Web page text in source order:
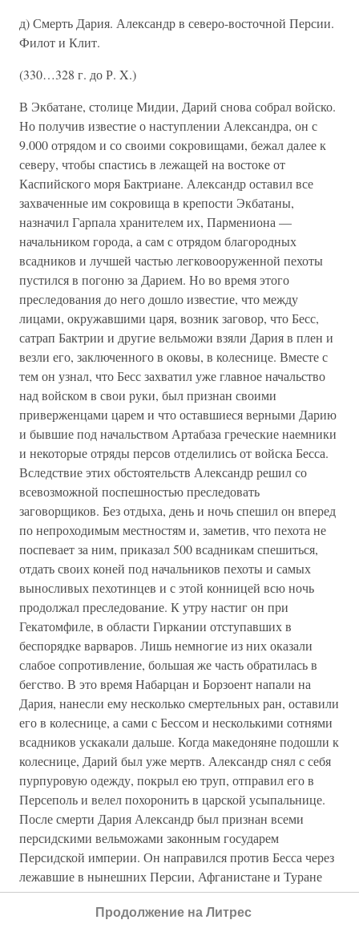
д) Смерть Дария. Александр в северо-восточной Персии.
Филот и Клит.
(330…328 г. до Р. X.)
В Экбатане, столице Мидии, Дарий снова собрал войско.
Но получив известие о наступлении Александра, он с
9.000 отрядом и со своими сокровищами, бежал далее к
северу, чтобы спастись в лежащей на востоке от
Каспийского моря Бактриане. Александр оставил все
захваченные им сокровища в крепости Экбатаны,
назначил Гарпала хранителем их, Пармениона —
начальником города, а сам с отрядом благородных
всадников и лучшей частью легковооруженной пехоты
пустился в погоню за Дарием. Но во время этого
преследования до него дошло известие, что между
лицами, окружавшими царя, возник заговор, что Бесс,
сатрап Бактрии и другие вельможи взяли Дария в плен и
везли его, заключенного в оковы, в колеснице. Вместе с
тем он узнал, что Бесс захватил уже главное начальство
над войском в свои руки, был признан своими
приверженцами царем и что оставшиеся верными Дарию
и бывшие под начальством Артабаза греческие наемники
и некоторые отряды персов отделились от войска Бесса.
Вследствие этих обстоятельств Александр решил со
всевозможной поспешностью преследовать
заговорщиков. Без отдыха, день и ночь спешил он вперед
по непроходимым местностям и, заметив, что пехота не
поспевает за ним, приказал 500 всадникам спешиться,
отдать своих коней под начальников пехоты и самых
выносливых пехотинцев и с этой конницей всю ночь
продолжал преследование. К утру настиг он при
Гекатомфиле, в области Гиркании отступавших в
беспорядке варваров. Лишь немногие из них оказали
слабое сопротивление, большая же часть обратилась в
бегство. В это время Набарцан и Борзоент напали на
Дария, нанесли ему несколько смертельных ран, оставили
его в колеснице, а сами с Бессом и несколькими сотнями
всадников ускакали дальше. Когда македоняне подошли к
колеснице, Дарий был уже мертв. Александр снял с себя
пурпуровую одежду, покрыл ею труп, отправил его в
Персеполь и велел похоронить в царской усыпальнице.
После смерти Дария Александр был признан всеми
персидскими вельможами законным государем
Персидской империи. Он направился против Бесса через
лежавшие в нынешних Персии, Афганистане и Туране
области — Гирканию, Парфию, Ариану, Дрангиану, Ара-
хозию, перешел через Паропамиз, завоевал сатрапию
Продолжение на Литрес